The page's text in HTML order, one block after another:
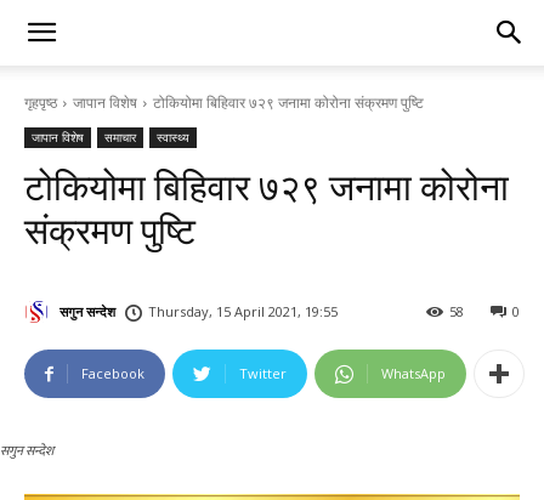
गृहपृष्ठ जापान विशेष टोकियोमा बिहिवार ७२९ जनामा कोरोना संक्रमण पुष्टि
जापान विशेष समाचार स्वास्थ्य
टोकियोमा बिहिवार ७२९ जनामा कोरोना
संक्रमण पुष्टि
सगुन सन्देश Thursday, 15 April 2021, 19:55 0
58
Facebook Twitter WhatsApp
सगुन सन्देश